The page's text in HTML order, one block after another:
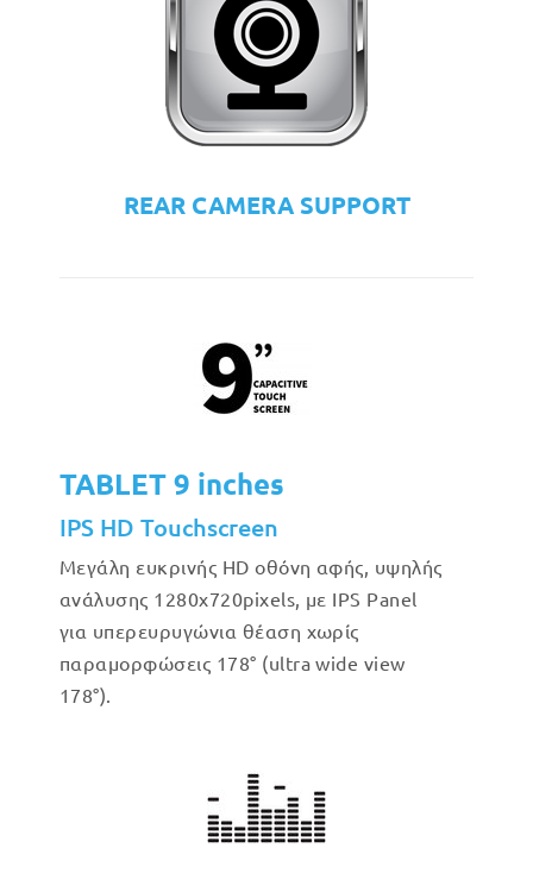
REAR CAMERA SUPPORT
TABLET 9 inches
IPS HD Touchscreen
Μεγάλη ευκρινής HD οθόνη αφής, υψηλής
ανάλυσης 1280x720pixels, με IPS Panel
για υπερευρυγώνια θέαση χωρίς
παραμορφώσεις 178° (ultra wide view
178°).